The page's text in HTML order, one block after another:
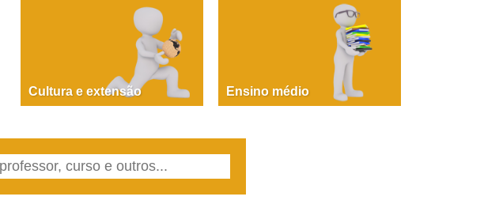
PAOLA GIUSTINA BACCIN
Dire, fare, partire! Aula 1 – parte 1
Cultura e extensão Ensino médio